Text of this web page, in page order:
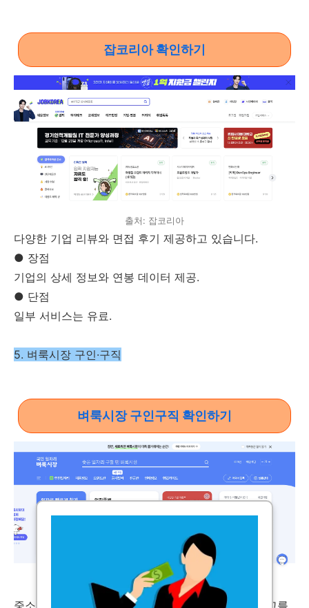
잡코리아 확인하기
출처: 잡코리아
다양한 기업 리뷰와 면접 후기 제공하고 있습니다.
● 장점
기업의 상세 정보와 연봉 데이터 제공.
● 단점
일부 서비스는 유료.
5. 벼룩시장 구인·구직
벼룩시장 구인구직 확인하기
출처: 벼룩시장
중소기업과 소상공인을 대상으로 한 소규모 채용 공고를